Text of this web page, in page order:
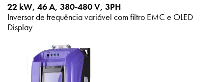
22 kW, 46 A, 380-480 V, 3PH
Inversor de frequência variável com filtro EMC e OLED
Display